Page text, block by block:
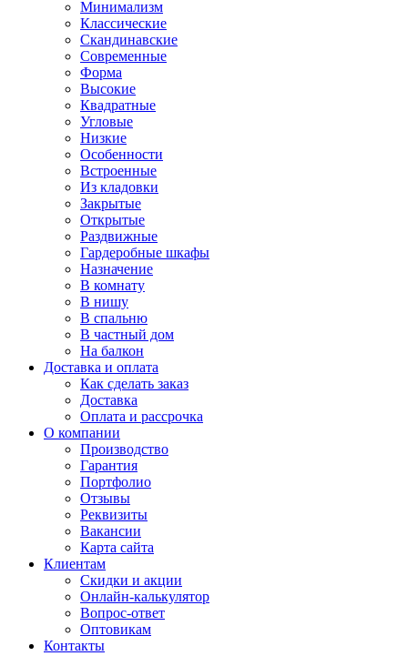
Минимализм
Классические
Скандинавские
Современные
Форма
Высокие
Квадратные
Угловые
Низкие
Особенности
Встроенные
Из кладовки
Закрытые
Открытые
Раздвижные
Гардеробные шкафы
Назначение
В комнату
В нишу
В спальню
В частный дом
На балкон
Доставка и оплата
Как сделать заказ
Доставка
Оплата и рассрочка
О компании
Производство
Гарантия
Портфолио
Отзывы
Реквизиты
Вакансии
Карта сайта
Клиентам
Скидки и акции
Онлайн-калькулятор
Вопрос-ответ
Оптовикам
Контакты